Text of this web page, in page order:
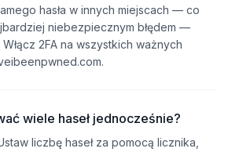
hasła w innych miejscach — co
niebezpiecznym błędem —
2FA na wszystkich ważnych
wiele haseł jednocześnie?
liczbę haseł za pomocą licznika,